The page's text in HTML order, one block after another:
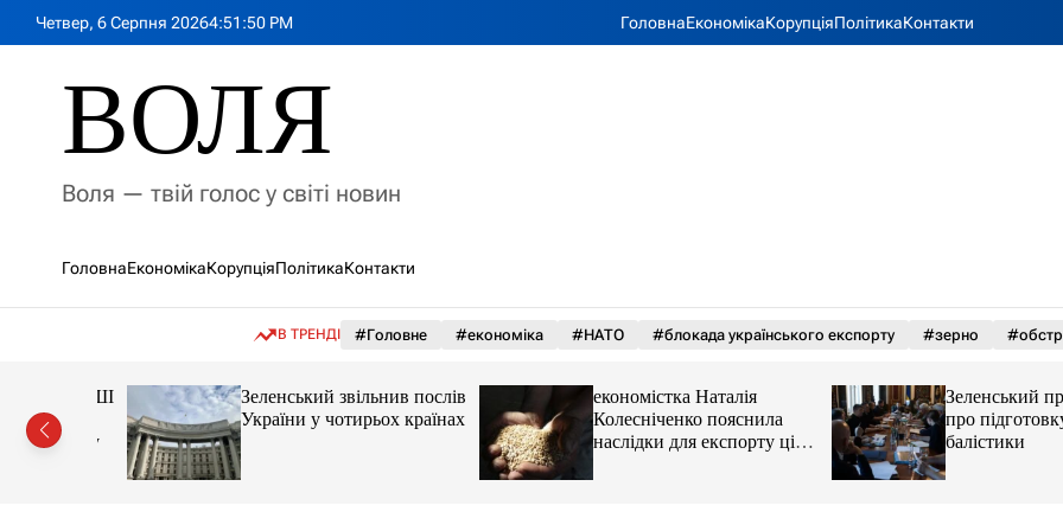
Четвер, 6 Серпня 20264:51 :52 PM ГоловнаЕкономікаКорупціяПолітикаКонтакти
ВОЛЯ
Воля — твій голос у світі новин
ГоловнаЕкономікаКорупціяПолітикаКонтакти
В ТРЕНДІ #Головне #економіка #НАТО #блокада українського експорту #зерно
Зеленський звільнив послів
України у чотирьох країнах
економістка Наталія
Колесніченко пояснила
наслідки для експорту цін і
курсу
Зеленський
про підготовку
балістики